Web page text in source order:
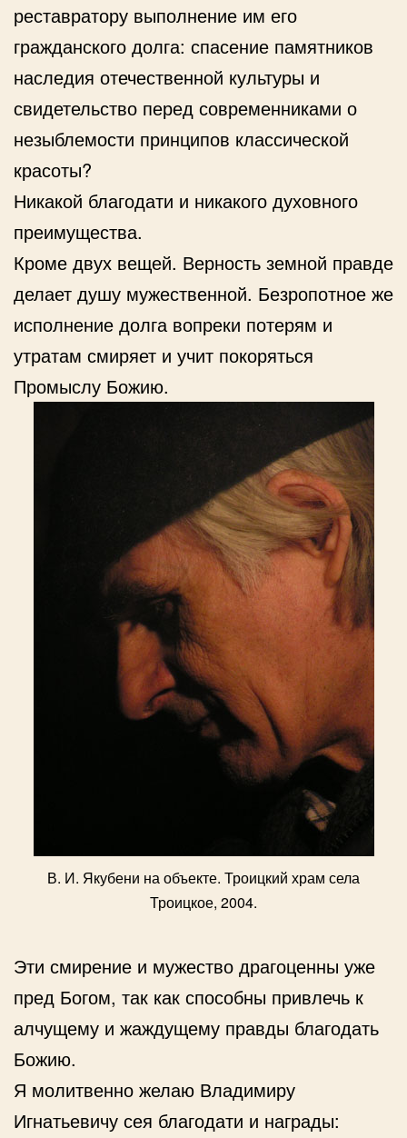
реставратору выполнение им его
гражданского долга: спасение памятников
наследия отечественной культуры и
свидетельство перед современниками о
незыблемости принципов классической
красоты?
Никакой благодати и никакого духовного
преимущества.
Кроме двух вещей. Верность земной правде
делает душу мужественной. Безропотное же
исполнение долга вопреки потерям и
утратам смиряет и учит покоряться
Промыслу Божию.
В. И. Якубени на объекте. Троицкий храм села
Троицкое, 2004.
Эти смирение и мужество драгоценны уже
пред Богом, так как способны привлечь к
алчущему и жаждущему правды благодать
Божию.
Я молитвенно желаю Владимиру
Игнатьевичу сея благодати и награды: